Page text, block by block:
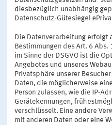
diesbezüglich unabhängig
Datenschutz-Gütesiegel
Die Datenverarbeitung erfolgt
Bestimmungen des Art. 6 Abs.
im Sinne der DSGVO ist die
Angebotes und unseres
Privatsphäre unserer
Daten, die möglicherweise
Person zulassen, wie die IP-
Gerätekennungen,
verschlüsselt. Eine andere
mit anderen Daten oder eine